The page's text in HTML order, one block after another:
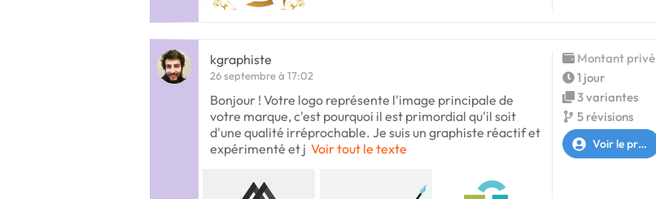
kgraphiste
26 septembre à 17:02
Bonjour ! Votre logo représente l'image principale de
votre marque, c'est pourquoi il est primordial qu'il soit
d'une qualité irréprochable. Je suis un graphiste réactif et
expérimenté et j Voir tout le texte
Montant privé
1 jour
3 variantes
5 révisions
Voir le profil